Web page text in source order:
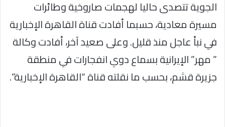
الجوية تتصدى حاليا لهجمات صاروخية وطائرات
مسيرة معادية، حسبما أفادت قناة القاهرة الإخبارية
في نبأ عاجل منذ قليل. وعلى صعيد آخر، أفادت وكالة
” مهر” الإيرانية بسماع دوي انفجارات في منطقة
جزيرة قشم، بحسب ما نقلته قناة “القاهرة الإخبارية”.